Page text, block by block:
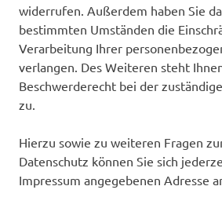
widerrufen. Außerdem haben Sie
bestimmten Umständen die
Verarbeitung Ihrer
verlangen. Des Weiteren steht
Beschwerderecht bei der
zu.
Hierzu sowie zu weiteren Fragen
Datenschutz können Sie sich
Impressum angegebenen Adresse